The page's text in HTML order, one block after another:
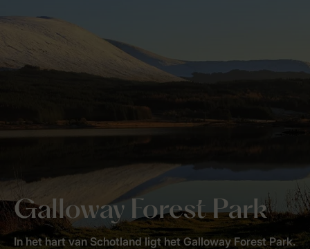
Galloway Forest Park
In het hart van Schotland ligt het Galloway Forest Park.